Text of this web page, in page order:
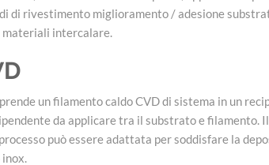
di rivestimento miglioramento / adesione
materiali intercalare.
un filamento caldo CVD di sistema in un
da applicare tra il substrato e filamento.
può essere adattata per soddisfare la